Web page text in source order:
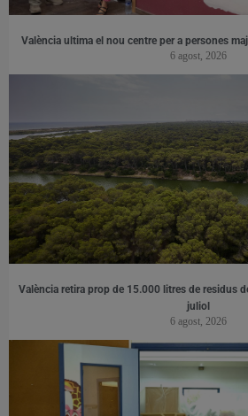
València ultima el nou centre per a persones
6 agost, 2026
València retira prop de 15.000 litres de residus
juliol
6 agost, 2026